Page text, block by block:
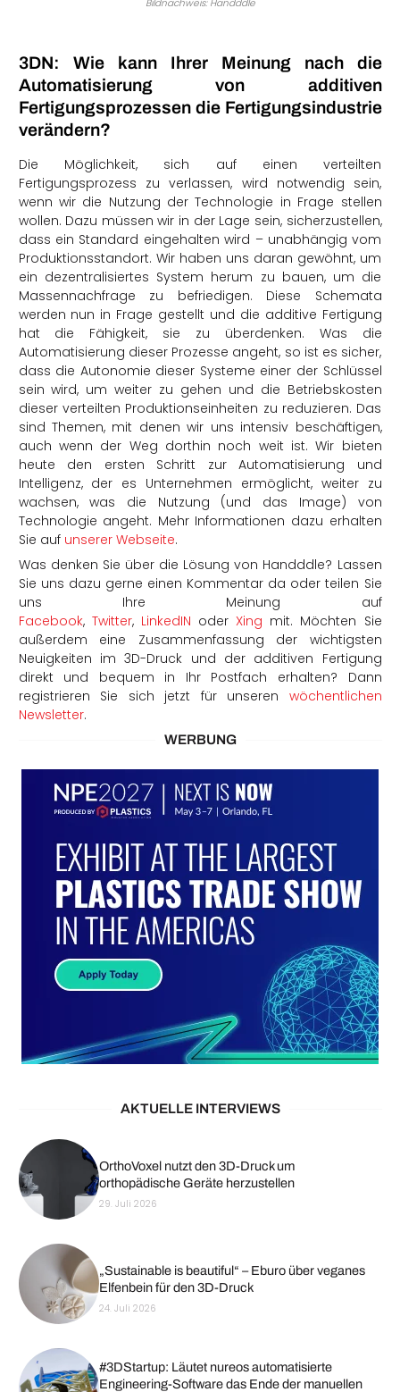
Bildnachweis: Handddle
3DN: Wie kann Ihrer Meinung nach die
Automatisierung von additiven
Fertigungsprozessen die Fertigungsindustrie
verändern?
Die Möglichkeit, sich auf einen verteilten
Fertigungsprozess zu verlassen, wird notwendig sein,
wenn wir die Nutzung der Technologie in Frage stellen
wollen. Dazu müssen wir in der Lage sein, sicherzustellen,
dass ein Standard eingehalten wird – unabhängig vom
Produktionsstandort. Wir haben uns daran gewöhnt, um
ein dezentralisiertes System herum zu bauen, um die
Massennachfrage zu befriedigen. Diese Schemata
werden nun in Frage gestellt und die additive Fertigung
hat die Fähigkeit, sie zu überdenken. Was die
Automatisierung dieser Prozesse angeht, so ist es sicher,
dass die Autonomie dieser Systeme einer der Schlüssel
sein wird, um weiter zu gehen und die Betriebskosten
dieser verteilten Produktionseinheiten zu reduzieren. Das
sind Themen, mit denen wir uns intensiv beschäftigen,
auch wenn der Weg dorthin noch weit ist. Wir bieten
heute den ersten Schritt zur Automatisierung und
Intelligenz, der es Unternehmen ermöglicht, weiter zu
wachsen, was die Nutzung (und das Image) von
Technologie angeht. Mehr Informationen dazu erhalten
Sie auf unserer Webseite.
Was denken Sie über die Lösung von Handddle? Lassen
Sie uns dazu gerne einen Kommentar da oder teilen Sie
uns Ihre Meinung auf
Facebook, Twitter, LinkedIN oderXing mit. Möchten Sie
außerdem eine Zusammenfassung der wichtigsten
Neuigkeiten im 3D-Druck und der additiven Fertigung
direkt und bequem in Ihr Postfach erhalten? Dann
registrieren Sie sich jetzt für unseren wöchentlichen
Newsletter.
WERBUNG
AKTUELLE INTERVIEWS
OrthoVoxel nutzt den 3D-Druck um
orthopädische Geräte herzustellen
29. Juli 2026
„Sustainable is beautiful“ – Eburo über veganes
Elfenbein für den 3D-Druck
24. Juli 2026
#3DStartup: Läutet nureos automatisierte
Engineering-Software das Ende der manuellen